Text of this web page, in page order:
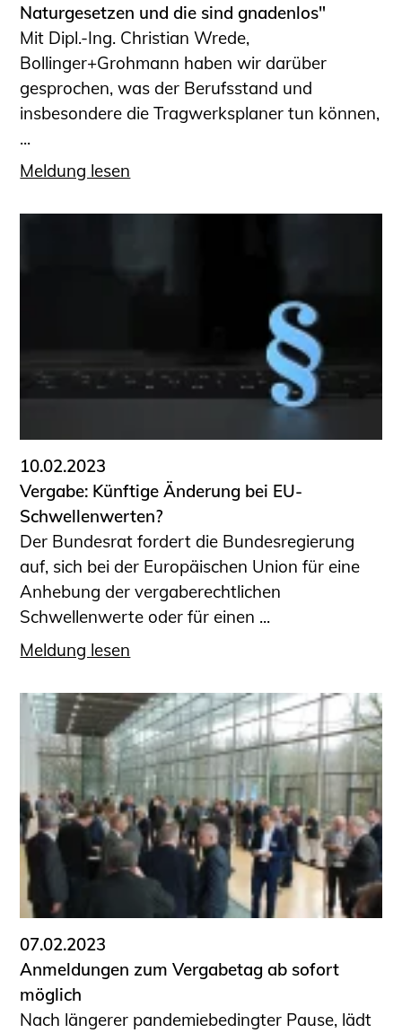
Naturgesetzen und die sind gnadenlos"
Mit Dipl.-Ing. Christian Wrede,
Bollinger+Grohmann haben wir darüber
gesprochen, was der Berufsstand und
insbesondere die Tragwerksplaner tun können,
...
Meldung lesen
10.02.2023
Vergabe: Künftige Änderung bei EU-
Schwellenwerten?
Der Bundesrat fordert die Bundesregierung
auf, sich bei der Europäischen Union für eine
Anhebung der vergaberechtlichen
Schwellenwerte oder für einen ...
Meldung lesen
07.02.2023
Anmeldungen zum Vergabetag ab sofort
möglich
Nach längerer pandemiebedingter Pause, lädt